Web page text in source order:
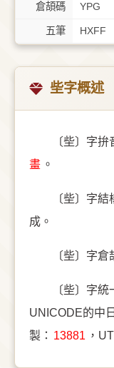
倉頡碼 YPG
五筆 HXFF
㘹字概述
〔㘹〕字拚
畫 。
〔㘹〕字結
成。
〔㘹〕字倉
〔㘹〕字
UNICODE的中
製： 13881 ，